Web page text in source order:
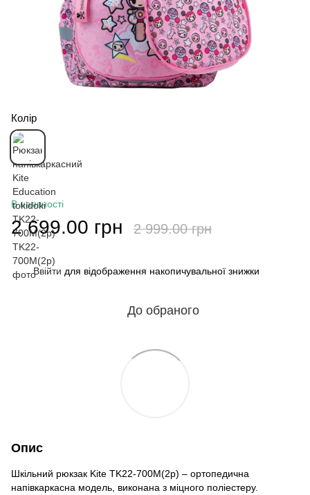
Колір
В наявності
2 699.00 грн 2 999.00 грн
% Ввійти для відображення накопичувальної знижки
До обраного
Опис
Шкільний рюкзак Kite TK22-700M(2p) – ортопедична
напівкаркасна модель, виконана з міцного поліестеру.